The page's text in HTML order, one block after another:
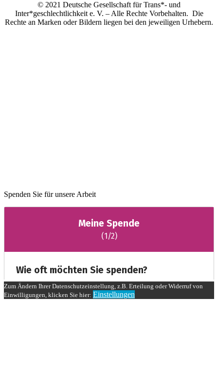
© 2021 Deutsche Gesellschaft für Trans*- und
Inter*geschlechtlichkeit e. V. – Alle Rechte Vorbehalten. Die
Rechte an Marken oder Bildern liegen bei den jeweiligen Urhebern.
Spenden Sie für unsere Arbeit
Zum Ändern Ihrer Datenschutzeinstellung, z.B. Erteilung oder Widerruf von
Einwilligungen, klicken Sie hier: Einstellungen